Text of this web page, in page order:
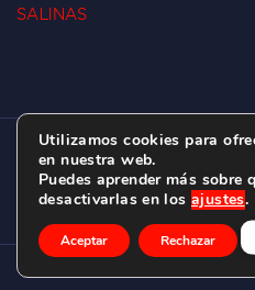
SALINAS
ESCUELA DE SURF
C/ BERNARDO
Utilizamos cookies para
en nuestra web.
Puedes aprender más
desactivarlas en los ajustes.
Aceptar Rechazar